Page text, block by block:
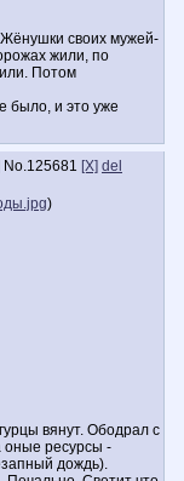
своих мужей-
жили, по
Потом
было, и это уже
No.125681 [X] del
)
вянут. Ободрал с
оные ресурсы -
дождь).